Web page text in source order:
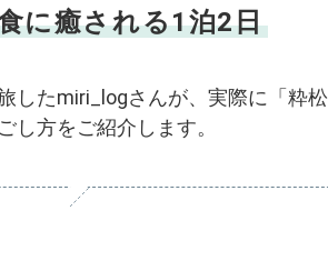
に癒される1泊2日
したmiri_logさんが、実際に「粋松
し方をご紹介します。